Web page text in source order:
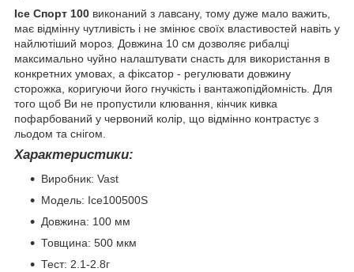
Ice Спорт 100 виконаний з лавсану, тому дуже мало важить,
має відмінну чутливість і не змінює своїх властивостей навіть у
найлютіший мороз. Довжина 10 см дозволяє рибалці
максимально чуйно налаштувати снасть для використання в
конкретних умовах, а фіксатор - регулювати довжину
сторожка, коригуючи його гнучкість і вантажопідйомність. Для
того щоб Ви не пропустили клювання, кінчик кивка
пофарбований у червоний колір, що відмінно контрастує з
льодом та снігом.
Характеристики:
Виробник: Vast
Модель: Ice100500S
Довжина: 100 мм
Товщина: 500 мкм
Тест: 2.1-2.8г